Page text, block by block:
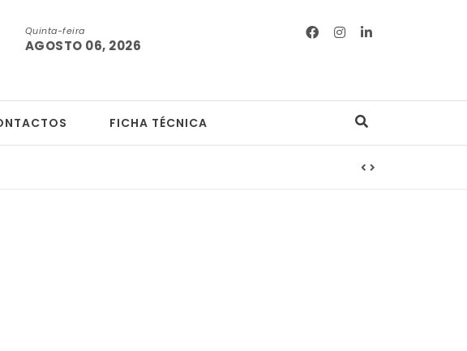
Quinta-feira
AGOSTO 06, 2026
FICHA TÉCNICA